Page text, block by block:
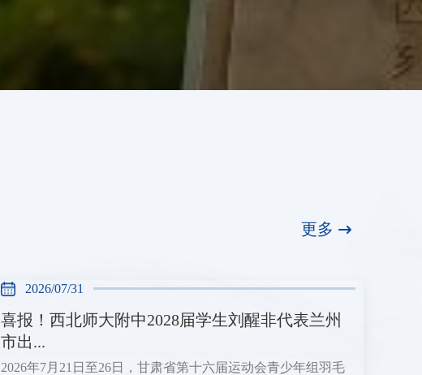
更多
2026/07/31
喜报！西北师大附中2028届学生刘醒非代表兰州
市出...
2026年7月21日至26日，甘肃省第十六届运动会青少年组羽毛